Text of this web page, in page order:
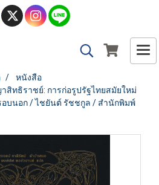
หนังสือ
ทธิราชย์: การก่อรูปรัฐไทยสมัยใหม่
บนอก / ไชยันต์ รัชชกูล / สำนักพิมพ์